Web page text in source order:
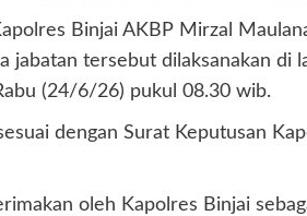
Binjai AKBP Mirzal
jabatan tersebut dilaksanakan
(24/6/26) pukul 08.30 wib.
dengan Surat Keputusan
oleh Kapolres Binjai